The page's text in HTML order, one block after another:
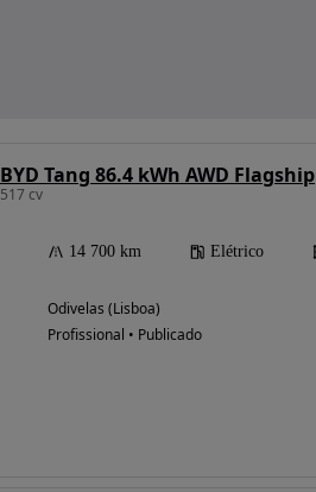
BYD Tang 86.4 kWh AWD Flagship
517 cv
14 700 km Elétrico
Odivelas (Lisboa)
Profissional • Publicado